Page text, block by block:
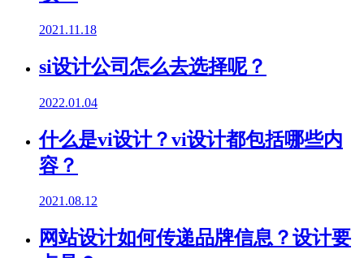
2021.11.18
si设计公司怎么去选择呢？
2022.01.04
什么是vi设计？vi设计都包括哪些内
容？
2021.08.12
网站设计如何传递品牌信息？设计要